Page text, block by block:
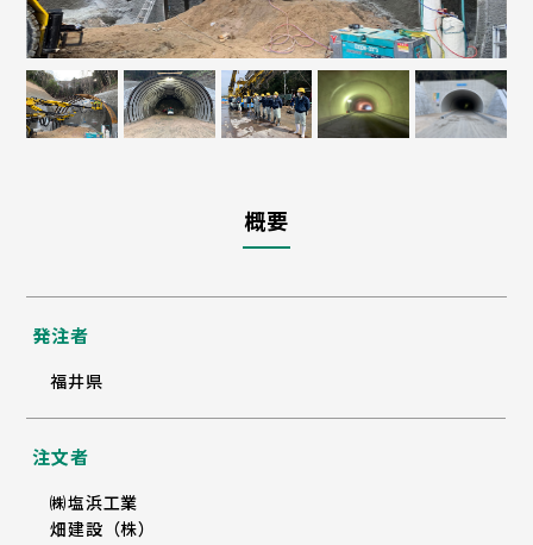
概要
発注者
福井県
注文者
㈱塩浜工業
畑建設（株）